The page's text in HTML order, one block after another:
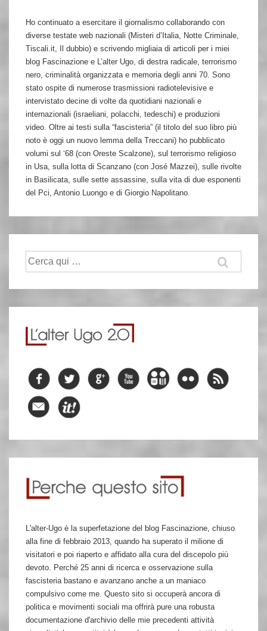
Ho continuato a esercitare il giornalismo collaborando con
diverse testate web nazionali (Misteri d’Italia, Notte Criminale,
Tiscali.it, Il dubbio) e scrivendo migliaia di articoli per i miei
blog Fascinazione e L’alter Ugo, di destra radicale, terrorismo
nero, criminalità organizzata e memoria degli anni 70. Sono
stato ospite di numerose trasmissioni radiotelevisive e
intervistato decine di volte da quotidiani nazionali e
internazionali (israeliani, polacchi, tedeschi) e produzioni
video. Oltre ai testi sulla “fascisteria” (il titolo del suo libro più
noto è oggi un nuovo lemma della Treccani) ho pubblicato
volumi sul ‘68 (con Oreste Scalzone), sul terrorismo religioso
in Usa, sulla lotta di Scanzano (con José Mazzei), sulle rivolte
in Basilicata, sulle sette assassine, sulla vita di due esponenti
del Pci, Antonio Luongo e di Giorgio Napolitano.
Cerca:
L'alter-Ugo è la superfetazione del blog Fascinazione, chiuso
alla fine di febbraio 2013, quando ha superato il milione di
visitatori e poi riaperto e affidato alla cura del discepolo più
devoto. Perché 25 anni di ricerca e osservazione sulla
fascisteria bastano e avanzano anche a un maniaco
compulsivo come me. Questo sito si occuperà ancora di
politica e movimenti sociali ma offrirà pure una robusta
documentazione d'archivio delle mie precedenti attività